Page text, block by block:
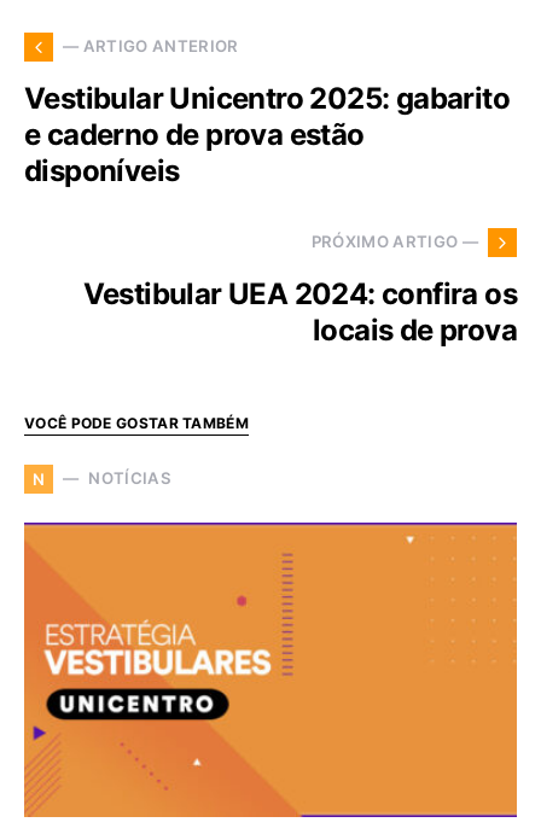
— ARTIGO ANTERIOR
Vestibular Unicentro 2025: gabarito
e caderno de prova estão
disponíveis
PRÓXIMO ARTIGO —
Vestibular UEA 2024: confira os
locais de prova
VOCÊ PODE GOSTAR TAMBÉM
N NOTÍCIAS